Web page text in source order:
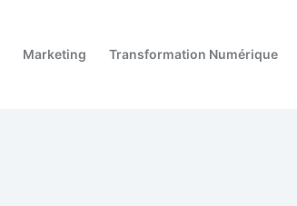
Marketing Transformation Numérique